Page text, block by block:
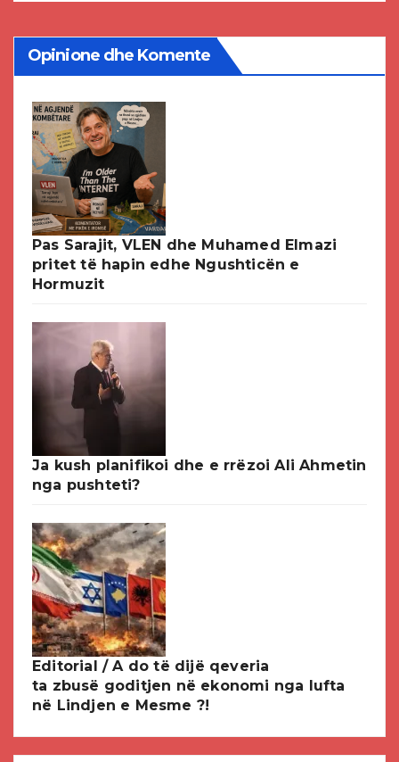
Opinione dhe Komente
Pas Sarajit, VLEN dhe Muhamed Elmazi
pritet të hapin edhe Ngushticën e
Hormuzit
Ja kush planifikoi dhe e rrëzoi Ali Ahmetin
nga pushteti?
Editorial / A do të dijë qeveria
ta zbusë goditjen në ekonomi nga lufta
në Lindjen e Mesme ?!